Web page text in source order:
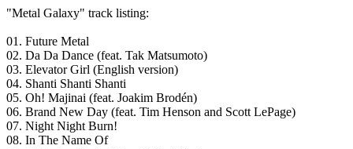
"Metal Galaxy" track listing:
01. Future Metal
02. Da Da Dance (feat. Tak Matsumoto)
03. Elevator Girl (English version)
04. Shanti Shanti Shanti
05. Oh! Majinai (feat. Joakim Brodén)
06. Brand New Day (feat. Tim Henson and Scott LePage)
07. Night Night Burn!
08. In The Name Of